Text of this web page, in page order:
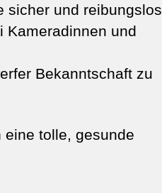
sicher und reibungslos
Kameradinnen und
Bekanntschaft zu
eine tolle, gesunde